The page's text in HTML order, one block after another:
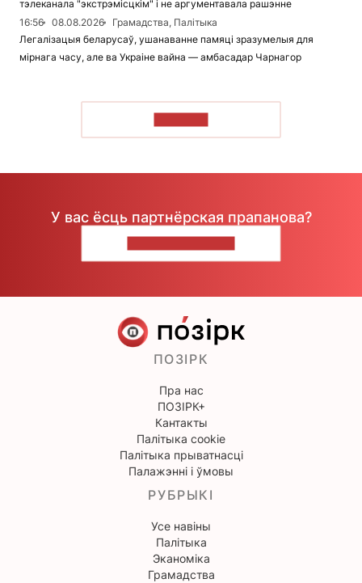
тэлеканала "экстрэмісцкім" і не аргументавала рашэнне
16:56
08.08.2026
Грамадства, Палітыка
Легалізацыя беларусаў, ушанаванне памяці зразумелыя для
мірнага часу, але ва Украіне вайна — амбасадар Чарнагор
У вас ёсць партнёрская прапанова?
ПОЗІРК
Пра нас
ПОЗІРК+
Кантакты
Палітыка cookie
Палітыка прыватнасці
Палажэнні і ўмовы
РУБРЫКІ
Усе навіны
Палітыка
Эканоміка
Грамадства